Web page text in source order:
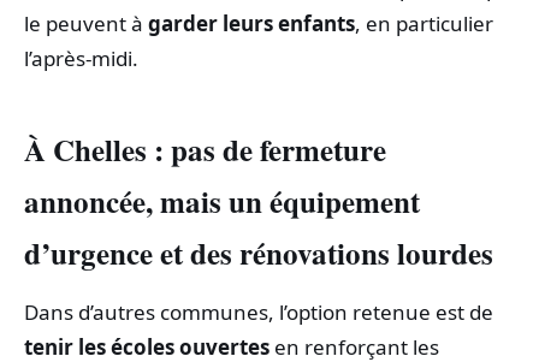
le peuvent à garder leurs enfants, en particulier
l’après-midi.
À Chelles : pas de fermeture
annoncée, mais un équipement
d’urgence et des rénovations lourdes
Dans d’autres communes, l’option retenue est de
tenir les écoles ouvertes en renforçant les